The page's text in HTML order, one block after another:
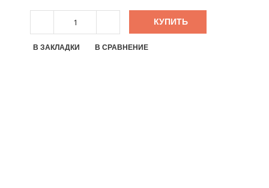
КУПИТЬ
В ЗАКЛАДКИ В СРАВНЕНИЕ